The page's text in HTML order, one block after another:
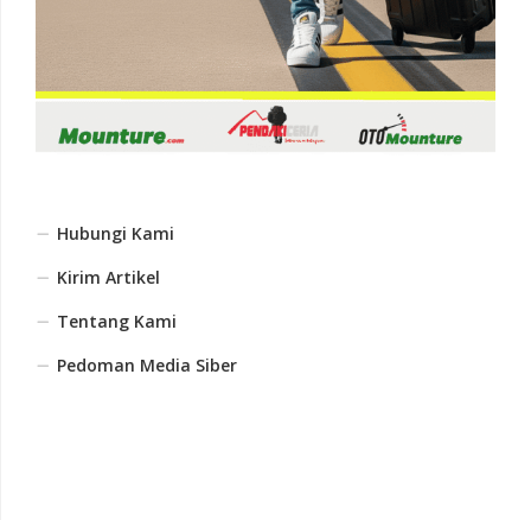
Hubungi Kami
Kirim Artikel
Tentang Kami
Pedoman Media Siber